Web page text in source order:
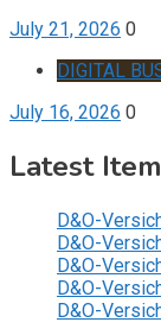
July 21, 2026 0
DIGITAL
July 16, 2026 0
Latest
D&O-
D&O-
D&O-
D&O-
D&O-